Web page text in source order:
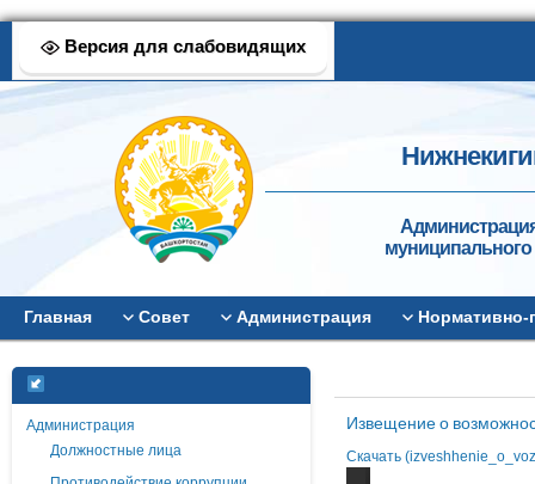
Версия для слабовидящих
муниципального
Главная Совет Администрация
Администрация
Должностные лица
Извещение о
Скачать